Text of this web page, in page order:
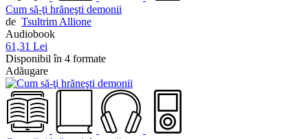
Cum să-ţi hrăneşti demonii
de Tsultrim Allione
Audiobook
61,31 Lei
Disponibil în 4 formate
Adăugare